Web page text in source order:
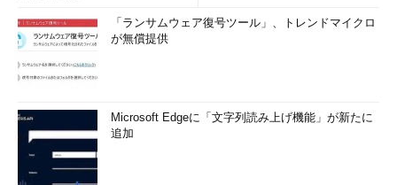
「ランサムウェア復号ツール」、トレンドマイクロ
が無償提供
Microsoft Edgeに「文字列読み上げ機能」が新たに
追加